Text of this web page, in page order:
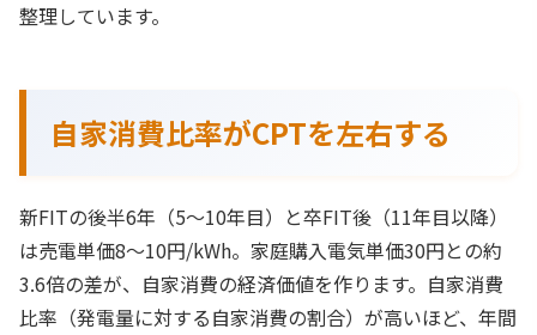
整理しています。
自家消費比率がCPTを左右する
新FITの後半6年（5〜10年目）と卒FIT後（11年目以降）
は売電単価8〜10円/kWh。家庭購入電気単価30円との約
3.6倍の差が、自家消費の経済価値を作ります。自家消費
比率（発電量に対する自家消費の割合）が高いほど、年間